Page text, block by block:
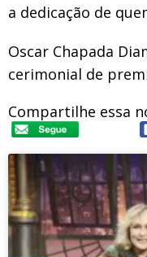
a dedicação de
Oscar Chapada
cerimonial de
Compartilhe essa